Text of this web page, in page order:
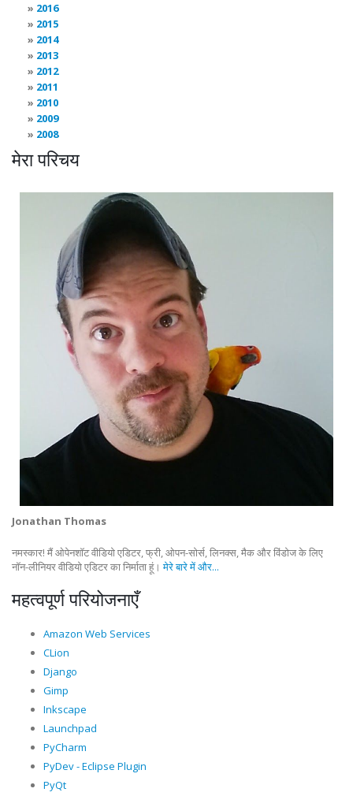
2016
2015
2014
2013
2012
2011
2010
2009
2008
मेरा परिचय
Jonathan Thomas
नमस्कार! मैं ओपेनशॉट वीडियो एडिटर, फ्री, ओपन-सोर्स, लिनक्स, मैक और विंडोज के लिए
नॉन-लीनियर वीडियो एडिटर का निर्माता हूं।मेरे बारे में और...
महत्वपूर्ण परियोजनाएँ
Amazon Web Services
CLion
Django
Gimp
Inkscape
Launchpad
PyCharm
PyDev - Eclipse Plugin
PyQt